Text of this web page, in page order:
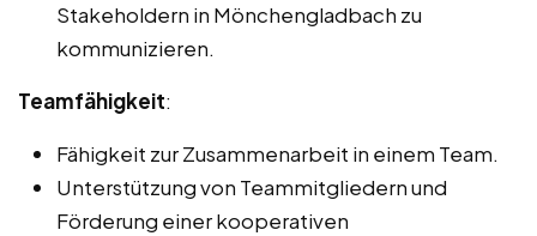
Stakeholdern in Mönchengladbach zu
kommunizieren.
Teamfähigkeit:
Fähigkeit zur Zusammenarbeit in einem Team.
Unterstützung von Teammitgliedern und
Förderung einer kooperativen